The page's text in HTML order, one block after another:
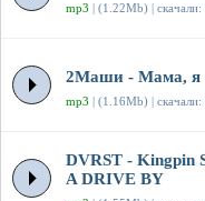
mp3 | (1.22Mb) | скачали:
2Маши - Мама, я
mp3 | (1.16Mb) | скачали:
DVRST - Kingpin
A DRIVE BY